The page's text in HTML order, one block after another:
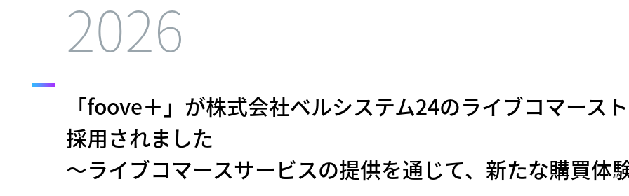
2026
「foove＋」が株式会社ベルシステム24のライブコマース
採用されました
～ライブコマースサービスの提供を通じて、新たな購買体